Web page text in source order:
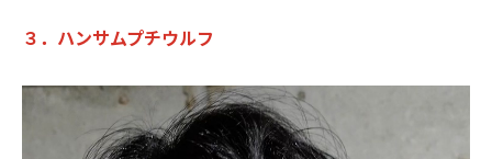
３．ハンサムプチウルフ